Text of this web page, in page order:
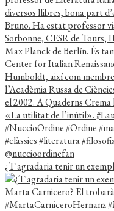
¿T'agradaria tenir un